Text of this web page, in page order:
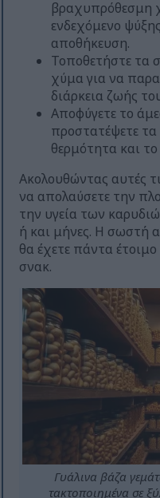
βραχυπρόθεσμη
ενδεχόμενο
αποθήκευση.
Τοποθετήστε τα
χύμα για να
διάρκεια ζωής
Αποφύγετε το
προστατέψετε
θερμότητα και
Ακολουθώντας αυτές
να απολαύσετε την
την υγεία των
ή και μήνες. Η σωστή
θα έχετε πάντα
σνακ.
Γυάλινα βάζα
τακτοποιημένα σε